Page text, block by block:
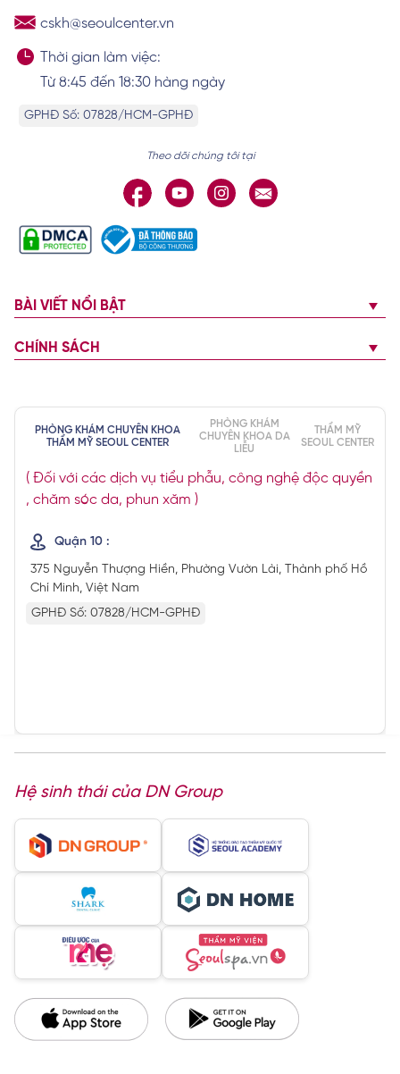
cskh@seoulcenter.vn
Thời gian làm việc:
Từ 8:45 đến 18:30 hàng ngày
GPHĐ Số: 07828/HCM-GPHĐ
Theo dõi chúng tôi tại
BÀI VIẾT NỔI BẬT
CHÍNH SÁCH
PHÒNG KHÁM CHUYÊN KHOA
THẨM MỸ SEOUL CENTER
PHÒNG KHÁM
CHUYÊN KHOA DA
LIỄU
THẨM MỸ
SEOUL CENTER
( Đối với các dịch vụ tiểu phẫu, công nghệ độc quyền
, chăm sóc da, phun xăm )
Quận 10 :
375 Nguyễn Thượng Hiền, Phường Vườn Lài, Thành phố Hồ
Chí Minh, Việt Nam
GPHĐ Số: 07828/HCM-GPHĐ
Hệ sinh thái của DN Group